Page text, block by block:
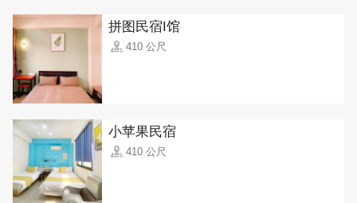
拼图民宿I馆
410 公尺
小苹果民宿
410 公尺